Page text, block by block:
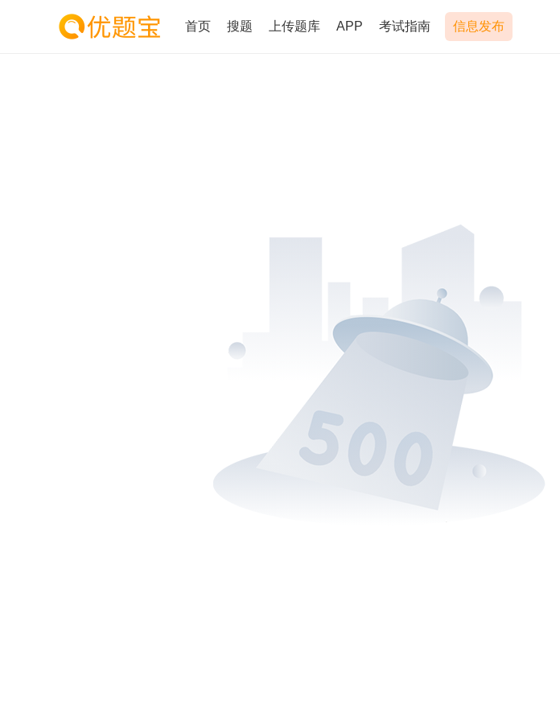
首页 搜题 上传题库 APP 考试指南 信息发布